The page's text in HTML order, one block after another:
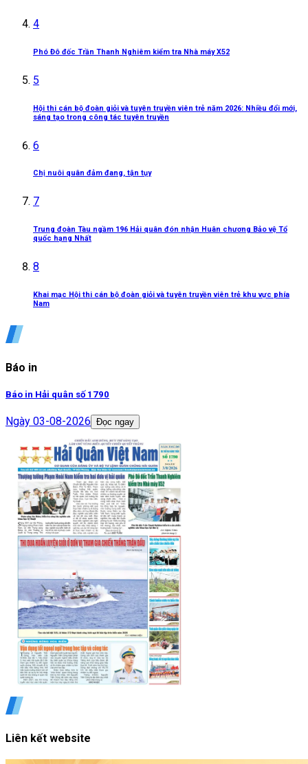
4
Phó Đô đốc Trần Thanh Nghiêm kiểm tra Nhà máy X52
5
Hội thi cán bộ đoàn giỏi và tuyên truyền viên trẻ năm 2026: Nhiều đổi mới,
sáng tạo trong công tác tuyên truyền
6
Chị nuôi quân đảm đang, tận tụy
7
Trung đoàn Tàu ngầm 196 Hải quân đón nhận Huân chương Bảo vệ Tổ
quốc hạng Nhất
8
Khai mạc Hội thi cán bộ đoàn giỏi và tuyên truyền viên trẻ khu vực phía
Nam
Báo in
Báo in Hải quân số 1790
Ngày 03-08-2026 Đọc ngay
Liên kết website